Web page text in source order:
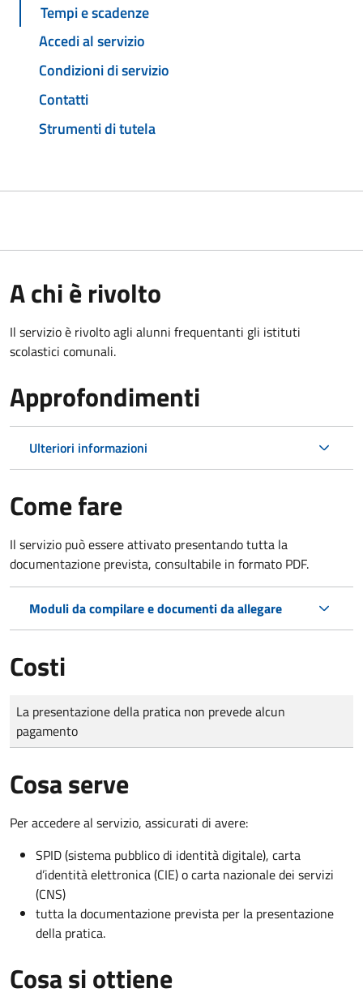
Tempi e scadenze
Accedi al servizio
Condizioni di servizio
Contatti
Strumenti di tutela
A chi è rivolto
Il servizio è rivolto agli alunni frequentanti gli istituti
scolastici comunali.
Approfondimenti
Ulteriori informazioni
Come fare
Il servizio può essere attivato presentando tutta la
documentazione prevista, consultabile in formato PDF.
Moduli da compilare e documenti da allegare
Costi
Tipo di pagamento
Importo
La presentazione della pratica non prevede alcun
pagamento
Cosa serve
Per accedere al servizio, assicurati di avere:
SPID (sistema pubblico di identità digitale), carta
d’identità elettronica (CIE) o carta nazionale dei servizi
(CNS)
tutta la documentazione prevista per la presentazione
della pratica.
Cosa si ottiene